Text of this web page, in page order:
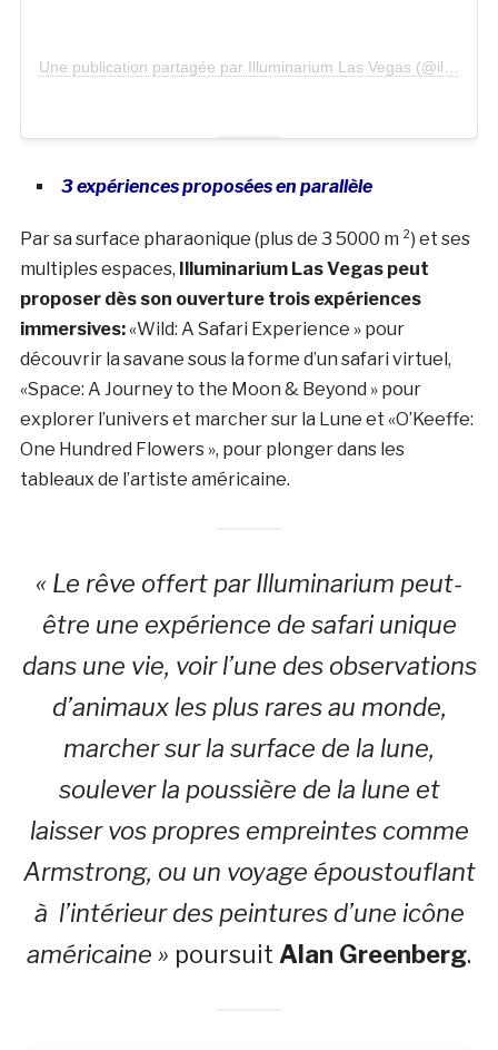
Une publication partagée par Illuminarium Las Vegas (@illuminariumlv)
3 expériences proposées en parallèle
Par sa surface pharaonique (plus de 3 5000 m ²) et ses
multiples espaces,
Illuminarium Las Vegas peut
proposer dès son ouverture trois expériences
immersives:«Wild: A Safari Experience » pour
découvrir la savane sous la forme d’un safari virtuel,
«Space: A Journey to the Moon & Beyond » pour
explorer l’univers et marcher sur la Lune et «O’Keeffe:
One Hundred Flowers », pour plonger dans les
tableaux de l’artiste américaine.
« Le rêve offert par Illuminarium peut-
être une expérience de safari unique
dans une vie, voir l’une des observations
d’animaux les plus rares au monde,
marcher sur la surface de la lune,
soulever la poussière de la lune et
laisser vos propres empreintes comme
Armstrong, ou un voyage époustouflant
à l’intérieur des peintures d’une icône
américaine » poursuit Alan Greenberg.